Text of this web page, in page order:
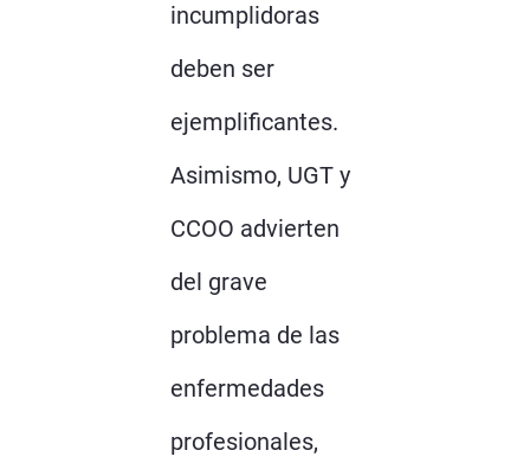
incumplidoras
deben ser
ejemplificantes.
Asimismo, UGT y
CCOO advierten
del grave
problema de las
enfermedades
profesionales,